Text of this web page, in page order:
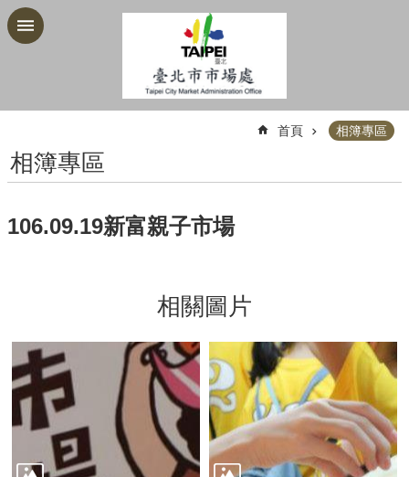
跳到主要內容區塊
首頁 相簿專區
相簿專區
106.09.19新富親子市場
相關圖片